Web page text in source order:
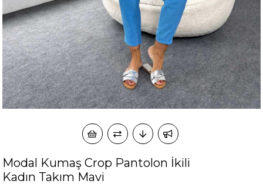
Modal Kumaş Crop Pantolon İkili
Kadın Takım Mavi